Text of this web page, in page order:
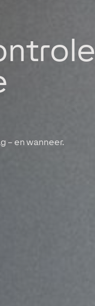
– en wanneer.